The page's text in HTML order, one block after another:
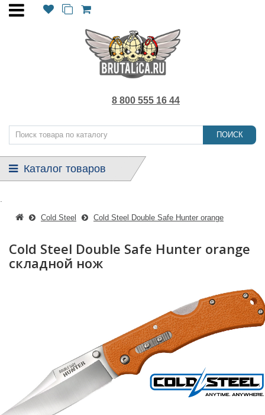
8 800 555 16 44
ПОИСК
Каталог товаров
Cold Steel Cold Steel Double Safe Hunter orange
Cold Steel Double Safe Hunter orange
складной нож